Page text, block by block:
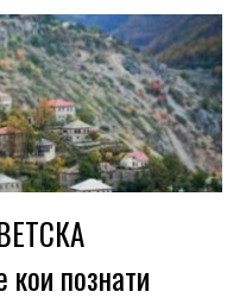
познати